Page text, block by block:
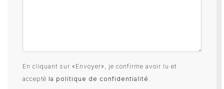
En cliquant sur «Envoyer», je confirme avoir lu et
accepté la politique de confidentialité .